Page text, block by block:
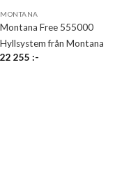
MONTANA
Montana Free 555000
Hyllsystem från Montana
22 255:-